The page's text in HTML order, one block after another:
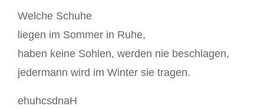
Welche Schuhe
liegen im Sommer in Ruhe,
haben keine Sohlen, werden nie beschlagen,
jedermann wird im Winter sie tragen.
ehuhcsdnaH